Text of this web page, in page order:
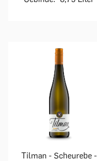
Tilman - Scheurebe -